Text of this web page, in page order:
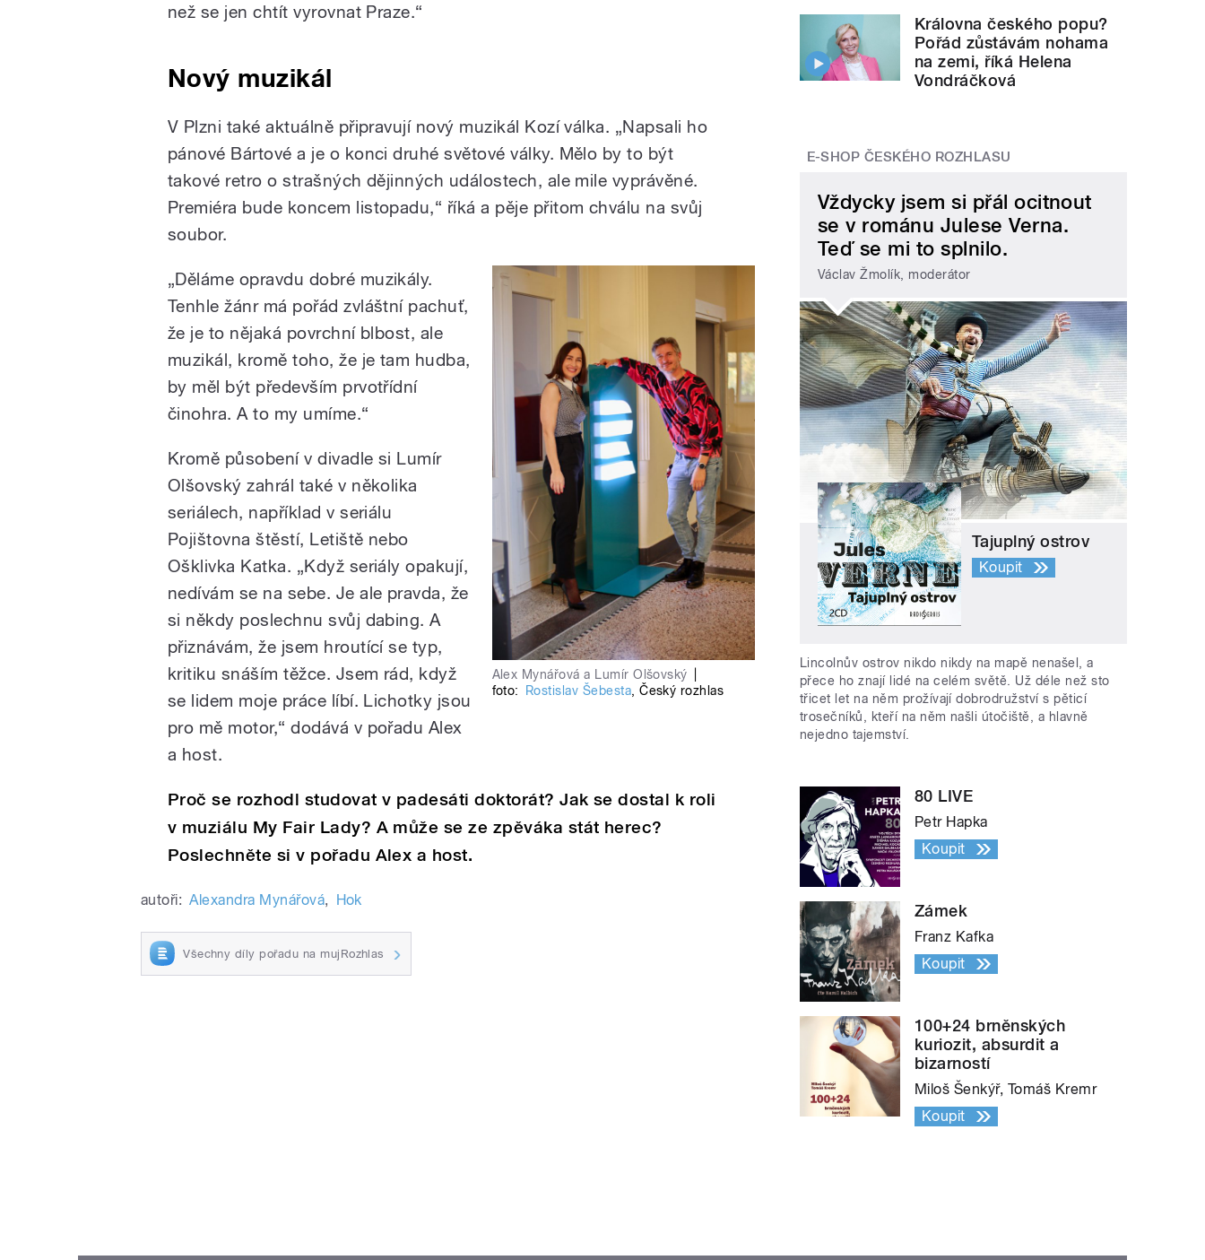
než se jen chtít vyrovnat Praze.“
Nový muzikál
V Plzni také aktuálně připravují nový muzikál Kozí válka. „Napsali ho
pánové Bártové a je o konci druhé světové války. Mělo by to být
takové retro o strašných dějinných událostech, ale mile vyprávěné.
Premiéra bude koncem listopadu,“ říká a pěje přitom chválu na svůj
soubor.
Alex Mynářová a Lumír Olšovský
foto:
Rostislav Šebesta,Český rozhlas
„Děláme opravdu dobré muzikály.
Tenhle žánr má pořád zvláštní pachuť,
že je to nějaká povrchní blbost, ale
muzikál, kromě toho, že je tam hudba,
by měl být především prvotřídní
činohra. A to my umíme.“
Kromě působení v divadle si Lumír
Olšovský zahrál také v několika
seriálech, například v seriálu
Pojištovna štěstí, Letiště nebo
Ošklivka Katka. „Když seriály opakují,
nedívám se na sebe. Je ale pravda, že
si někdy poslechnu svůj dabing. A
přiznávám, že jsem hroutící se typ,
kritiku snáším těžce. Jsem rád, když
se lidem moje práce líbí. Lichotky jsou
pro mě motor,“ dodává v pořadu Alex
a host.
Proč se rozhodl studovat v padesáti doktorát? Jak se dostal k roli
v muziálu My Fair Lady? A může se ze zpěváka stát herec?
Poslechněte si v pořadu Alex a host.
autoři: Alexandra Mynářová, Hok
Všechny díly pořadu na mujRozhlas
Královna českého popu?
Pořád zůstávám nohama
na zemi, říká Helena
Vondráčková
E-SHOP ČESKÉHO ROZHLASU
Vždycky jsem si přál ocitnout
se v románu Julese Verna.
Teď se mi to splnilo.
Václav Žmolík, moderátor
Tajuplný ostrov
Koupit
Lincolnův ostrov nikdo nikdy na mapě nenašel, a
přece ho znají lidé na celém světě. Už déle než sto
třicet let na něm prožívají dobrodružství s pěticí
trosečníků, kteří na něm našli útočiště, a hlavně
nejedno tajemství.
80 LIVE
Petr Hapka
Koupit
Zámek
Franz Kafka
Koupit
100+24 brněnských
kuriozit, absurdit a
bizarností
Miloš Šenkýř, Tomáš Kremr
Koupit